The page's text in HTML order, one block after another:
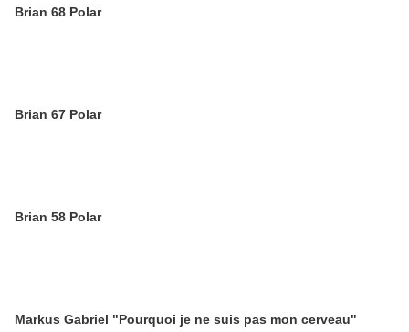
Brian 68 Polar
Brian 67 Polar
Brian 58 Polar
Markus Gabriel "Pourquoi je ne suis pas mon cerveau"